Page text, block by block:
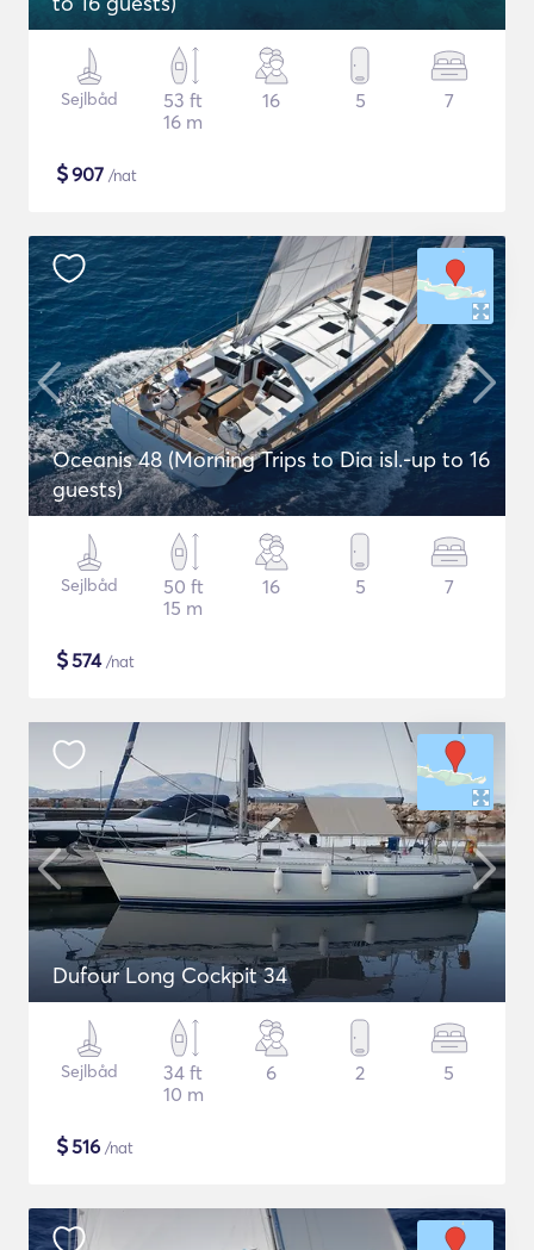
Sejlbåd
53 ft
16 m
16 5 7
$907 /nat
Oceanis 48 (Morning Trips to Dia isl.-up to 16
guests)
Sejlbåd
50 ft
15 m
16 5 7
$574/nat
Dufour Long Cockpit 34
Sejlbåd
34 ft
10 m
6 2 5
$516 /nat